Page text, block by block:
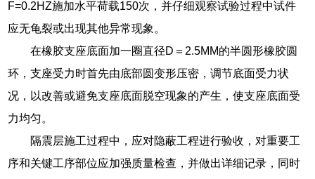
F=0.2HZ施加水平荷载150次，并仔细观察试验过程中试件
应无龟裂或出现其他异常现象。
在橡胶支座底面加一圈直径D＝2.5MM的半圆形橡胶圆
环，支座受力时首先由底部圆变形压密，调节底面受力状
况，以改善或避免支座底面脱空现象的产生，使支座底面受
力均匀。
隔震层施工过程中，应对隐蔽工程进行验收，对重要工
序和关键工序部位应加强质量检查，并做出详细记录，同时